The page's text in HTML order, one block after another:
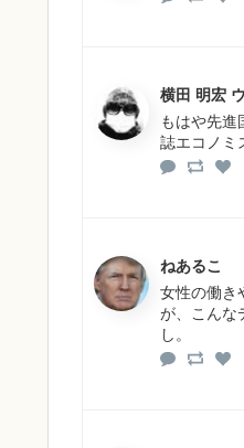
横田 明宏
もはや先
誌エコノミ
ねあるこ
女性の働き
が、こんな
し。